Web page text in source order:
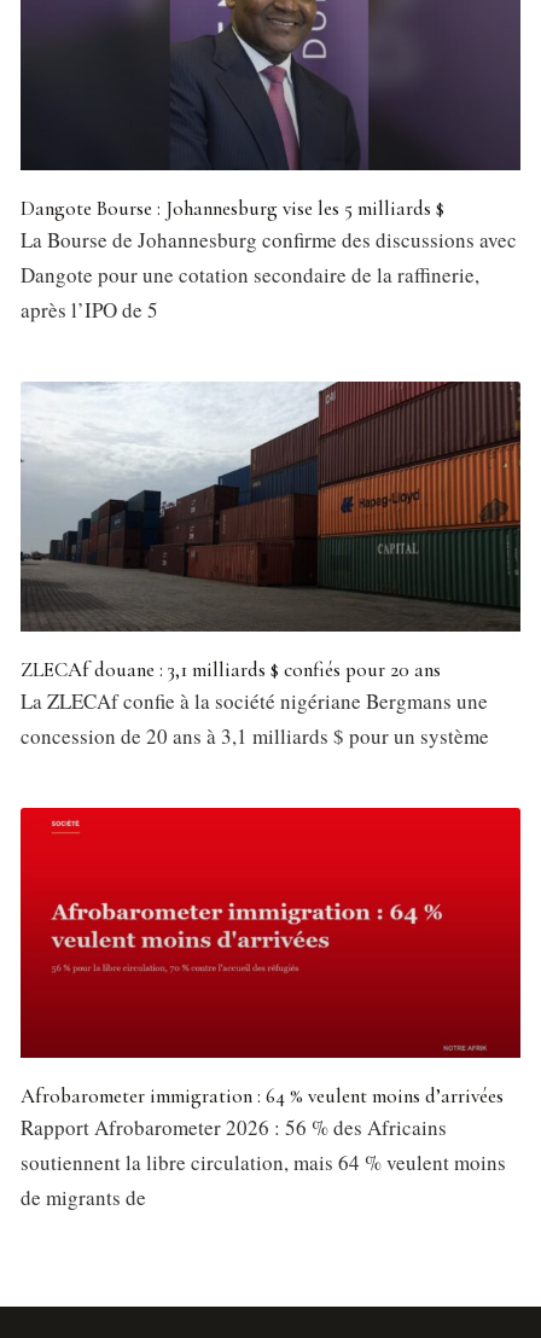
Dangote Bourse : Johannesburg vise les 5 milliards $
La Bourse de Johannesburg confirme des discussions avec
Dangote pour une cotation secondaire de la raffinerie,
après l’IPO de 5
ZLECAf douane : 3,1 milliards $ confiés pour 20 ans
La ZLECAf confie à la société nigériane Bergmans une
concession de 20 ans à 3,1 milliards $ pour un système
Afrobarometer immigration : 64 % veulent moins d’arrivées
Rapport Afrobarometer 2026 : 56 % des Africains
soutiennent la libre circulation, mais 64 % veulent moins
de migrants de